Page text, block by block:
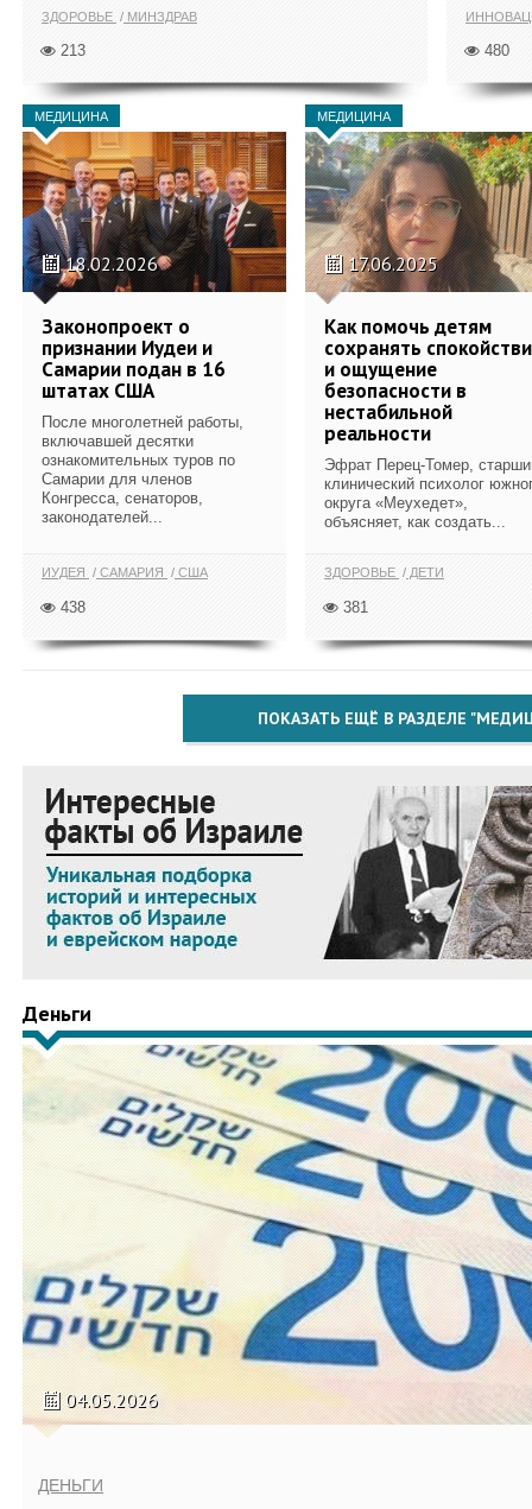
ЗДОРОВЬЕ МИНЗДРАВ
213 480
МЕДИЦИНА
18.02.2026
Законопроект о
признании Иудеи и
Самарии подан в 16
штатах США
После многолетней работы,
включавшей десятки
ознакомительных туров по
Самарии для членов
Конгресса, сенаторов,
законодателей...
ИУДЕЯ САМАРИЯ США
438
МЕДИЦИНА
17.06.2025
Как помочь детям
сохранять
и ощущение
безопасности в
нестабильной
реальности
Эфрат Перец-Томер,
клинический психолог
округа «Меухедет»,
объясняет, как создать...
ЗДОРОВЬЕ ДЕТИ
381
ПОКАЗАТЬ ЕЩЁ В РАЗДЕЛЕ
Деньги
04.05.2026
ДЕНЬГИ